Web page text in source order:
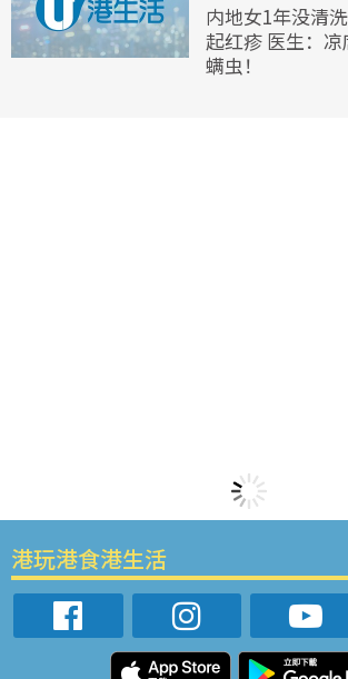
内地女1年没清
起红疹 医生：
螨虫！
港玩港食港生活